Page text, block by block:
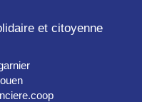
et citoyenne